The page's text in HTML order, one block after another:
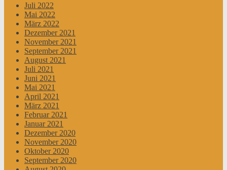
Juli 2022
Mai 2022
März 2022
Dezember 2021
November 2021
September 2021
August 2021
Juli 2021
Juni 2021
Mai 2021
April 2021
März 2021
Februar 2021
Januar 2021
Dezember 2020
November 2020
Oktober 2020
September 2020